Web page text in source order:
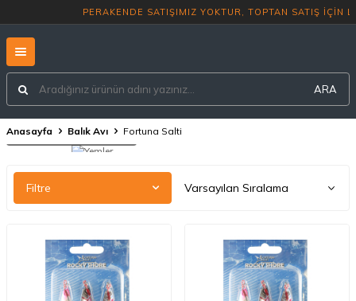
PERAKENDE SATIŞIMIZ
ARA
Anasayfa Balık Avı Fortuna Salti
Yemler
Filtre